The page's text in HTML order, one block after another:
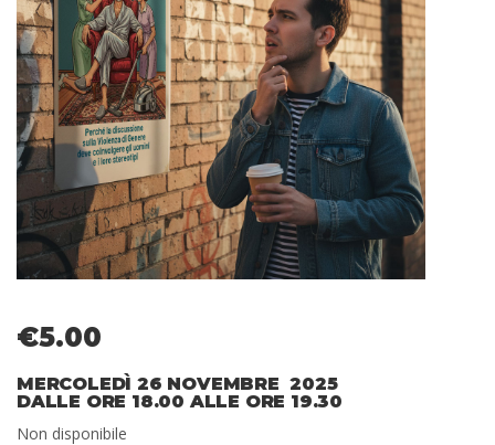
€5.00
MERCOLEDÌ 26 NOVEMBRE 2025
DALLE ORE 18.00 ALLE ORE 19.30
Non disponibile